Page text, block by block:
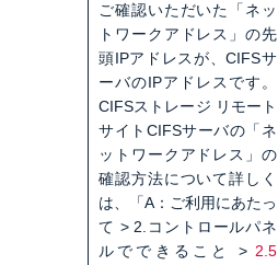
ご確認いただいた「ネッ
トワークアドレス」の先
頭IPアドレスが、CIFSサ
ーバのIPアドレスです。
CIFSストレージ リモート
サイトCIFSサーバの「ネ
ットワークアドレス」の
確認方法について詳しく
は、「A：ご利用にあたっ
て > 2.コントロールパネ
ルでできること > 2.5